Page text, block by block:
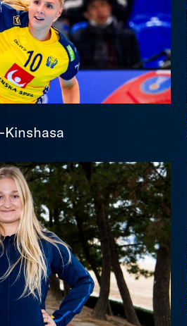
Kinshasa